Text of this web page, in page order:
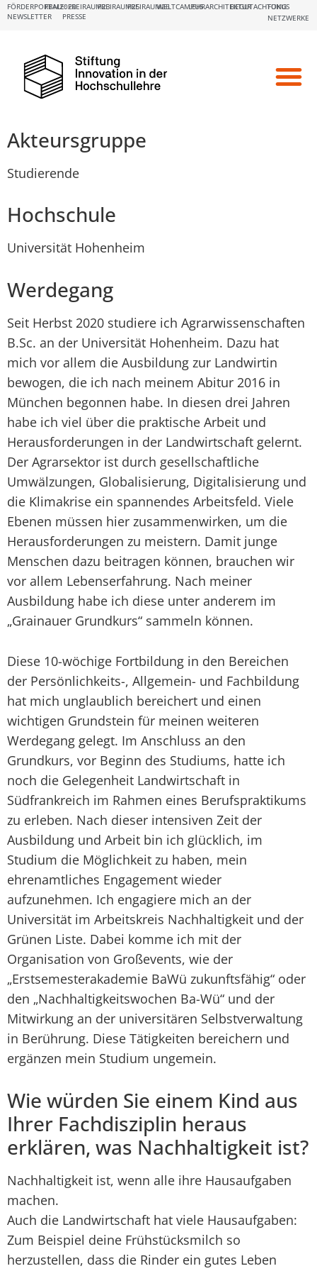
NEWSLETTER PRESSE
FÖRDERPORTALE:
FBM2020FREIRAUM23FREIRAUM25FREIRAUM26WELTCAMPUSLEHRARCHITEKTURBEGUTACHTUNG
FOKUS
NETZWERKE
Akteursgruppe
Studierende
Hochschule
Universität Hohenheim
Werdegang
Seit Herbst 2020 studiere ich Agrarwissenschaften
B.Sc. an der Universität Hohenheim. Dazu hat
mich vor allem die Ausbildung zur Landwirtin
bewogen, die ich nach meinem Abitur 2016 in
München begonnen habe. In diesen drei Jahren
habe ich viel über die praktische Arbeit und
Herausforderungen in der Landwirtschaft gelernt.
Der Agrarsektor ist durch gesellschaftliche
Umwälzungen, Globalisierung, Digitalisierung und
die Klimakrise ein spannendes Arbeitsfeld. Viele
Ebenen müssen hier zusammenwirken, um die
Herausforderungen zu meistern. Damit junge
Menschen dazu beitragen können, brauchen wir
vor allem Lebenserfahrung. Nach meiner
Ausbildung habe ich diese unter anderem im
„Grainauer Grundkurs“ sammeln können.
Diese 10-wöchige Fortbildung in den Bereichen
der Persönlichkeits-, Allgemein- und Fachbildung
hat mich unglaublich bereichert und einen
wichtigen Grundstein für meinen weiteren
Werdegang gelegt. Im Anschluss an den
Grundkurs, vor Beginn des Studiums, hatte ich
noch die Gelegenheit Landwirtschaft in
Südfrankreich im Rahmen eines Berufspraktikums
zu erleben. Nach dieser intensiven Zeit der
Ausbildung und Arbeit bin ich glücklich, im
Studium die Möglichkeit zu haben, mein
ehrenamtliches Engagement wieder
aufzunehmen. Ich engagiere mich an der
Universität im Arbeitskreis Nachhaltigkeit und der
Grünen Liste. Dabei komme ich mit der
Organisation von Großevents, wie der
„Erstsemesterakademie BaWü zukunftsfähig“ oder
den „Nachhaltigkeitswochen Ba-Wü“ und der
Mitwirkung an der universitären Selbstverwaltung
in Berührung. Diese Tätigkeiten bereichern und
ergänzen mein Studium ungemein.
Wie würden Sie einem Kind aus
Ihrer Fachdisziplin heraus
erklären, was Nachhaltigkeit ist?
Nachhaltigkeit ist, wenn alle ihre Hausaufgaben
machen.
Auch die Landwirtschaft hat viele Hausaufgaben:
Zum Beispiel deine Frühstücksmilch so
herzustellen, dass die Rinder ein gutes Leben